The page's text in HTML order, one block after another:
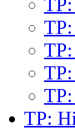
TP: